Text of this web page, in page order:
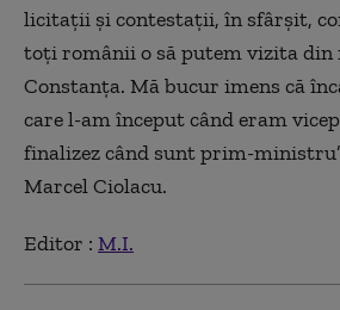
licitaţii şi contestaţii, în sfârşit,
toţi românii o să putem vizita din
Constanţa. Mă bucur imens că
care l-am început când eram
finalizez când sunt prim-
Marcel Ciolacu.
Editor : M.I.